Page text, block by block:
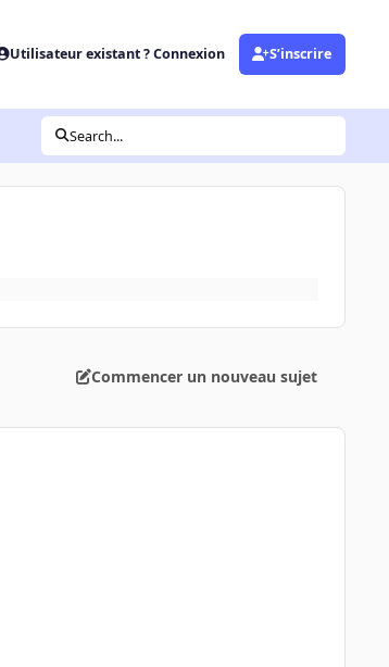
Utilisateur existant ? Connexion S’inscrire
Search...
Commencer un nouveau sujet